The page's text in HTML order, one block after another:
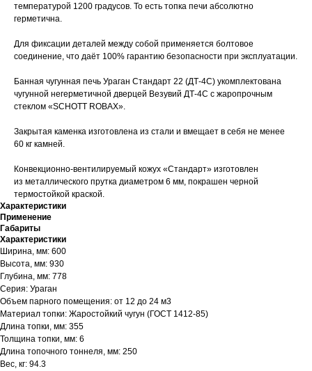
температурой 1200 градусов. То есть топка печи абсолютно
герметична.
Для фиксации деталей между собой применяется болтовое
соединение, что даёт 100% гарантию безопасности при эксплуатации.
Банная чугунная печь Ураган Стандарт 22 (ДТ-4С) укомплектована
чугунной негерметичной дверцей Везувий ДТ-4С с жаропрочным
стеклом «SCHOTT ROBAX».
Закрытая каменка изготовлена из стали и вмещает в себя не менее
60 кг камней.
Конвекционно-вентилируемый кожух «Стандарт» изготовлен
из металлического прутка диаметром 6 мм, покрашен черной
термостойкой краской.
Характеристики
Применение
Габариты
Характеристики
Ширина, мм: 600
Высота, мм: 930
Глубина, мм: 778
Серия: Ураган
Объем парного помещения: от 12 до 24 м3
Материал топки: Жаростойкий чугун (ГОСТ 1412-85)
Длина топки, мм: 355
Толщина топки, мм: 6
Длина топочного тоннеля, мм: 250
Вес, кг: 94.3